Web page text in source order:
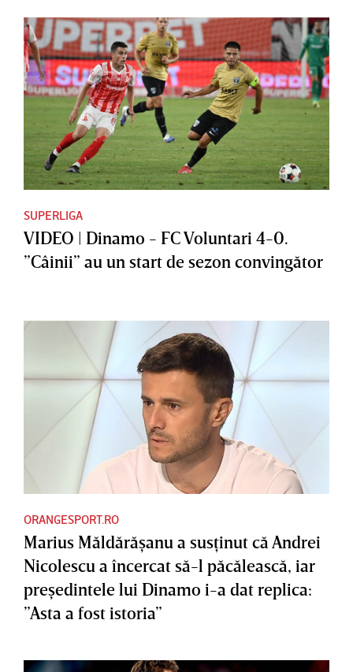
SUPERLIGA
VIDEO | Dinamo - FC Voluntari 4-0.
”Câinii” au un start de sezon convingător
ORANGESPORT.RO
Marius Măldărăşanu a susţinut că Andrei
Nicolescu a încercat să-l păcălească, iar
preşedintele lui Dinamo i-a dat replica:
”Asta a fost istoria”